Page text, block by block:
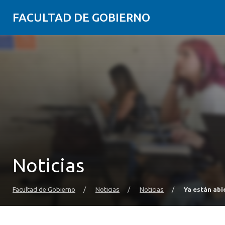
FACULTAD DE GOBIERNO
Noticias
Facultad de Gobierno / Noticias / Noticias / Ya están